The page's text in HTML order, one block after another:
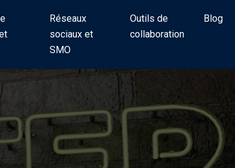
Réseaux
sociaux et
SMO
Outils de
collaboration
Blog